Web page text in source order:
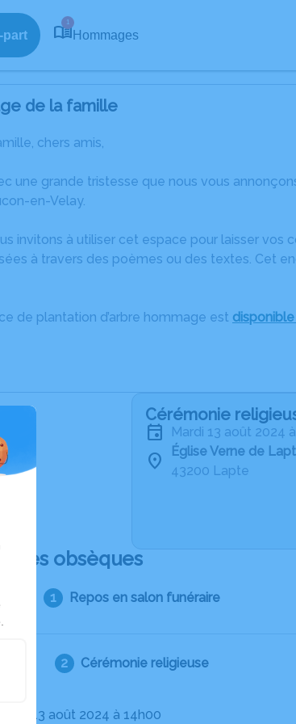
part
1
Hommages
de la famille
chers amis,
une grande tristesse que nous vous
en-Velay.
invitons à utiliser cet espace pour laisser
à travers des poèmes ou des textes. Cet
de plantation d’arbre hommage est
Cérémonie
mardi 13 août 2024
Église Verne de
43200 Lapte
des obsèques
Repos en salon funéraire
Cérémonie religieuse
mardi 13 août 2024 à 14h00